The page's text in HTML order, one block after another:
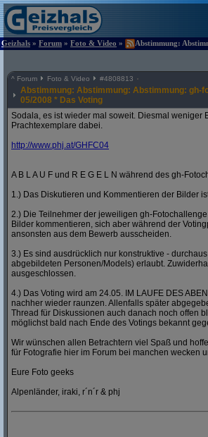
Geizhals » Forum » Foto & Video » Abstimmung:
^ Forum Foto & Video #4808813
Abstimmung: Abstimmung: Abstimmung: gh-
05/2008 * Das Voting
Sodala, es ist wieder mal soweit. Diesmal
Prachtexemplare dabei.
http://www.phj.at/GHFC04
A B L A U F und R E G E L N während des gh-
1.) Das Diskutieren und Kommentieren der Bilder
2.) Die Teilnehmer der jeweiligen gh-
Bilder kommentieren, sich aber während der
ansonsten aus dem Bewerb ausscheiden.
3.) Es sind ausdrücklich nur konstruktive -
abgebildeten Personen/Models) erlaubt.
ausgeschlossen.
4.) Das Voting wird am 24.05. IM LAUFE DES
nachher wieder raunzen. Allenfalls später
Thread für Diskussionen auch danach noch offen
möglichst bald nach Ende des Votings bekannt
Wir wünschen allen Betrachtern viel Spaß und
für Fotografie hier im Forum bei manchen wecken
Eure Foto geeks
Alpenländer, iraki, r´n´r & phj